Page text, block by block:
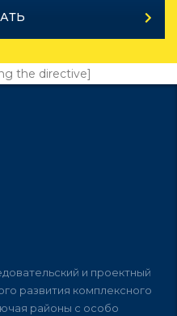
the directive]
и проектный
развития комплексного
районы с особо